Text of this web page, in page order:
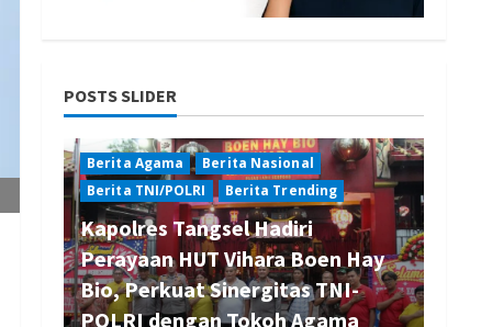
POSTS SLIDER
Berita Agama
Berita Nasional
Berita TNI/POLRI
Berita Trending
Kapolres Tangsel Hadiri
Perayaan HUT Vihara Boen Hay
Bio, Perkuat Sinergitas TNI-
POLRI dengan Tokoh Agama